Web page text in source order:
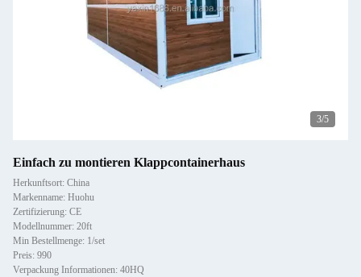
3/5
Einfach zu montieren Klappcontainerhaus
Herkunftsort: China
Markenname: Huohu
Zertifizierung: CE
Modellnummer: 20ft
Min Bestellmenge: 1/set
Preis: 990
Verpackung Informationen: 40HQ